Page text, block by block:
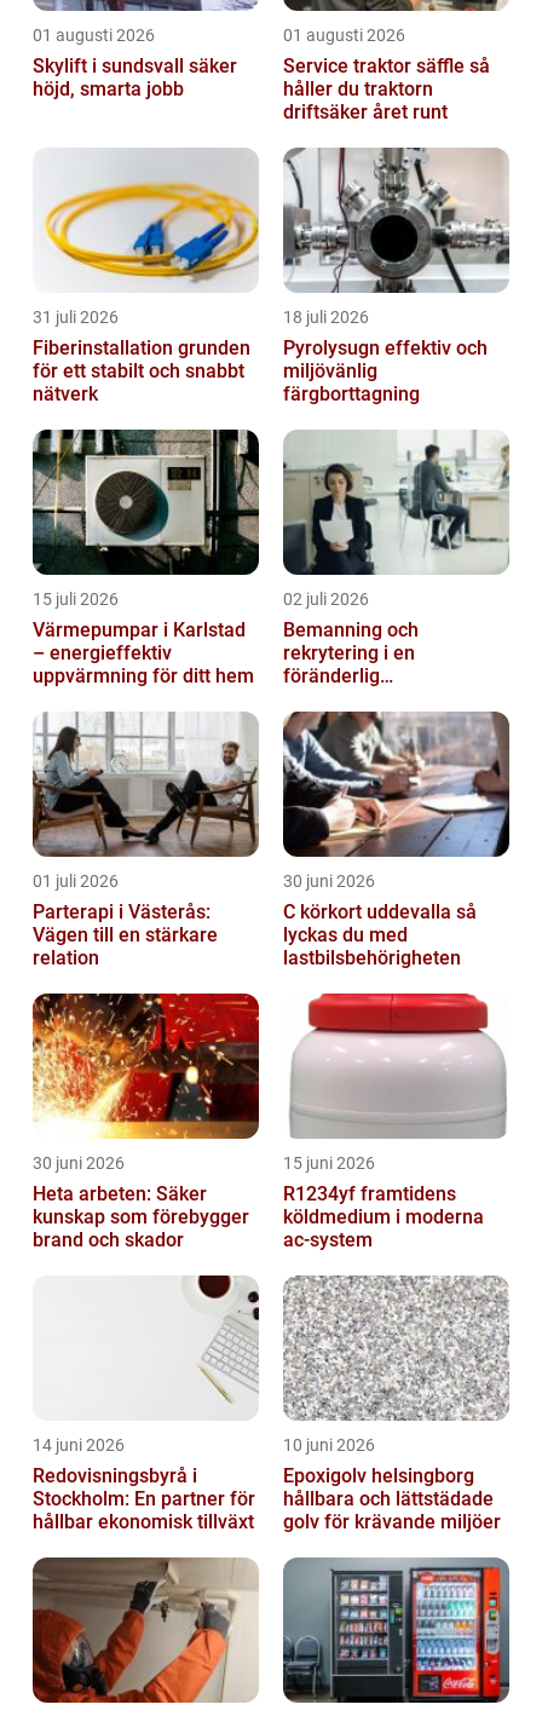
01 augusti 2026
Skylift i sundsvall säker
höjd, smarta jobb
01 augusti 2026
Service traktor säffle så
håller du traktorn
driftsäker året runt
31 juli 2026
Fiberinstallation grunden
för ett stabilt och snabbt
nätverk
18 juli 2026
Pyrolysugn effektiv och
miljövänlig
färgborttagning
15 juli 2026
Värmepumpar i Karlstad
– energieffektiv
uppvärmning för ditt hem
02 juli 2026
Bemanning och
rekrytering i en
föränderlig
01 juli 2026
Parterapi i Västerås:
Vägen till en stärkare
relation
30 juni 2026
C körkort uddevalla så
lyckas du med
lastbilsbehörigheten
30 juni 2026
Heta arbeten: Säker
kunskap som förebygger
brand och skador
15 juni 2026
R1234yf framtidens
köldmedium i moderna
ac-system
14 juni 2026
Redovisningsbyrå i
Stockholm: En partner för
hållbar ekonomisk tillväxt
10 juni 2026
Epoxigolv helsingborg
hållbara och lättstädade
golv för krävande miljöer